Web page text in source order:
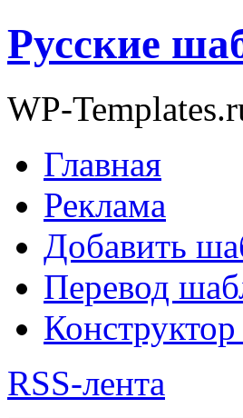
Русские
WP-
Главная
Реклама
Добавить
Перевод
RSS-лента